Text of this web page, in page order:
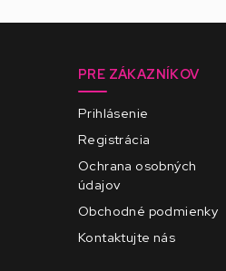
PRE ZÁKAZNÍKOV
Prihlásenie
Registrácia
Ochrana osobných
údajov
Obchodné podmienky
Kontaktujte nás